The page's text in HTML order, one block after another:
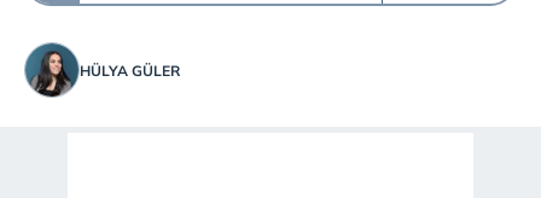
HÜLYA GÜLER